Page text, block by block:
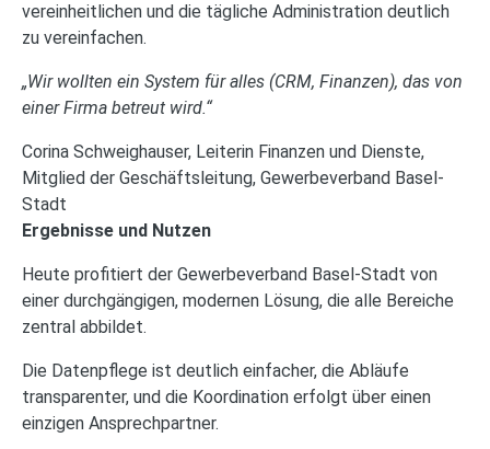
vereinheitlichen und die tägliche Administration deutlich
zu vereinfachen.
„Wir wollten ein System für alles (CRM, Finanzen), das von
einer Firma betreut wird.“
Corina Schweighauser, Leiterin Finanzen und Dienste,
Mitglied der Geschäftsleitung, Gewerbeverband Basel-
Stadt
Ergebnisse und Nutzen
Heute profitiert der Gewerbeverband Basel-Stadt von
einer durchgängigen, modernen Lösung, die alle Bereiche
zentral abbildet.
Die Datenpflege ist deutlich einfacher, die Abläufe
transparenter, und die Koordination erfolgt über einen
einzigen Ansprechpartner.